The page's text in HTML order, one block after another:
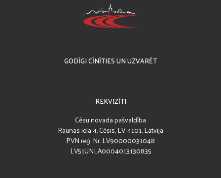
GODĪGI CĪNĪTIES UN UZVARĒT
REKVIZĪTI
Cēsu novada pašvaldība
Raunas iela 4, Cēsis, LV-4101, Latvija
PVN reģ. Nr. LV90000031048
LV51UNLA0004013130835